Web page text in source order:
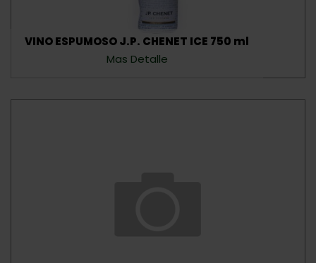
VINO ESPUMOSO J.P. CHENET ICE 750 ml
Mas Detalle